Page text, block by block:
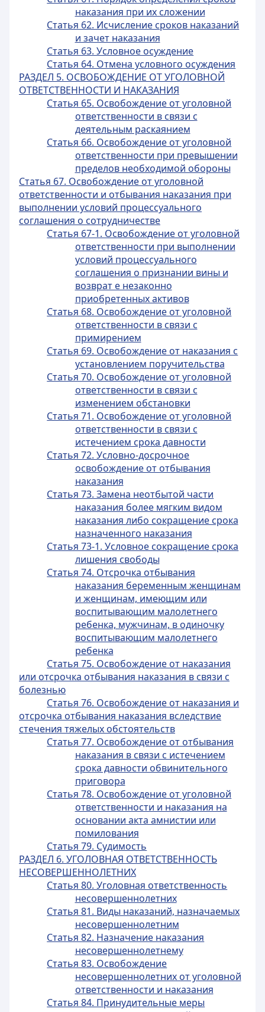
наказания при их сложении
Статья 62. Исчисление сроков наказаний
и зачет наказания
Статья 63. Условное осуждение
Статья 64. Отмена условного осуждения
РАЗДЕЛ 5. ОСВОБОЖДЕНИЕ ОТ УГОЛОВНОЙ
ОТВЕТСТВЕННОСТИ И НАКАЗАНИЯ
Статья 65. Освобождение от уголовной
ответственности в связи с
деятельным раскаянием
Статья 66. Освобождение от уголовной
ответственности при превышении
пределов необходимой обороны
Статья 67. Освобождение от уголовной
ответственности и отбывания наказания при
выполнении условий процессуального
соглашения о сотрудничестве
Статья 67-1. Освобождение от уголовной
ответственности при выполнении
условий процессуального
соглашения о признании вины и
возврат е незаконно
приобретенных активов
Статья 68. Освобождение от уголовной
ответственности в связи с
примирением
Статья 69. Освобождение от наказания с
установлением поручительства
Статья 70. Освобождение от уголовной
ответственности в связи с
изменением обстановки
Статья 71. Освобождение от уголовной
ответственности в связи с
истечением срока давности
Статья 72. Условно-досрочное
освобождение от отбывания
наказания
Статья 73. Замена неотбытой части
наказания более мягким видом
наказания либо сокращение срока
назначенного наказания
Статья 73-1. Условное сокращение срока
лишения свободы
Статья 74. Отсрочка отбывания
наказания беременным женщинам
и женщинам, имеющим или
воспитывающим малолетнего
ребенка, мужчинам, в одиночку
воспитывающим малолетнего
ребенка
Статья 75. Освобождение от наказания
или отсрочка отбывания наказания в связи с
болезнью
Статья 76. Освобождение от наказания и
отсрочка отбывания наказания вследствие
стечения тяжелых обстоятельств
Статья 77. Освобождение от отбывания
наказания в связи с истечением
срока давности обвинительного
приговора
Статья 78. Освобождение от уголовной
ответственности и наказания на
основании акта амнистии или
помилования
Статья 79. Судимость
РАЗДЕЛ 6. УГОЛОВНАЯ ОТВЕТСТВЕННОСТЬ
НЕСОВЕРШЕННОЛЕТНИХ
Статья 80. Уголовная ответственность
несовершеннолетних
Статья 81. Виды наказаний, назначаемых
несовершеннолетним
Статья 82. Назначение наказания
несовершеннолетнему
Статья 83. Освобождение
несовершеннолетних от уголовной
ответственности и наказания
Статья 84. Принудительные меры